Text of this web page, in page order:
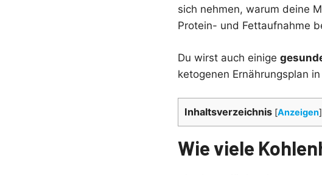
sich nehmen, warum deine
Protein- und Fettaufnahme
Du wirst auch einige
ketogenen Ernährungsplan
Inhaltsverzeichnis [Anzeigen]
Wie viele